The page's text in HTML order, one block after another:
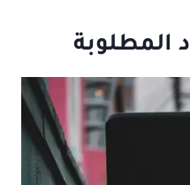
المطلوبة